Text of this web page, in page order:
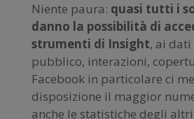
Niente paura: quasi tutti i
danno la possibilità di
strumenti di Insight, ai
pubblico, interazioni,
Facebook in particolare ci
disposizione il maggior
anche le statistiche degli altri